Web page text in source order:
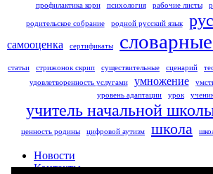
профилактика кори
психология рабочие листы
родительское собрание родной русский язык
самооценка сертификаты
статьи стрижонок скрип существительные сценарий
удовлетворенность услугами умножение
уровень адаптации
урок
учитель начальной
ценность родины цифровой аутизм школа
Новости
Контакты